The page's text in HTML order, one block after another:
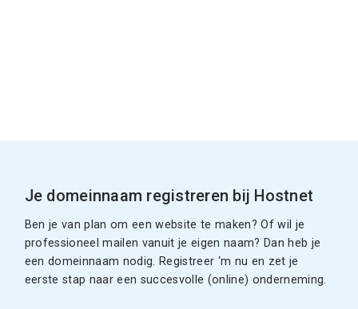
Je domeinnaam registreren bij Hostnet
Ben je van plan om een website te maken? Of wil je
professioneel mailen vanuit je eigen naam? Dan heb je
een domeinnaam nodig. Registreer ‘m nu en zet je
eerste stap naar een succesvolle (online) onderneming.